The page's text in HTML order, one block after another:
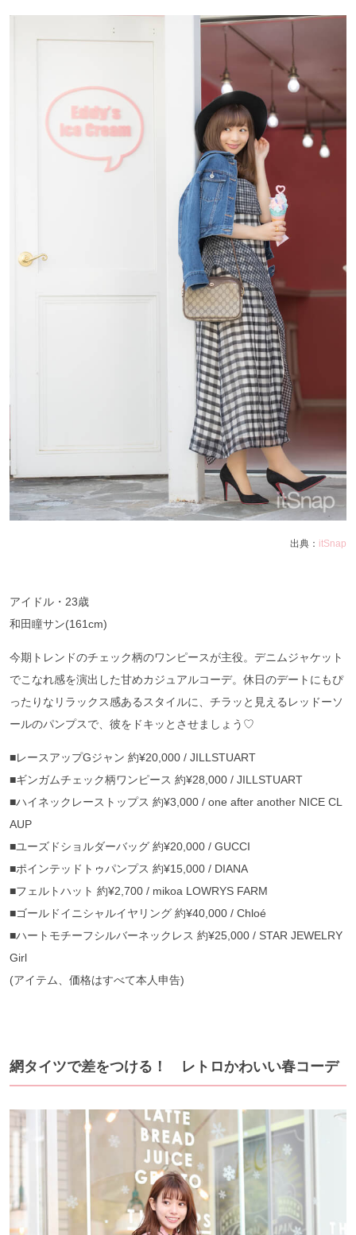
出典： itSnap
アイドル・23歳
和田瞳サン(161cm)
今期トレンドのチェック柄のワンピースが主役。デニムジャケット
でこなれ感を演出した甘めカジュアルコーデ。休日のデートにもぴ
ったりなリラックス感あるスタイルに、チラッと見えるレッドーソ
ールのパンプスで、彼をドキッとさせましょう♡
■レースアップGジャン 約¥20,000 / JILLSTUART
■ギンガムチェック柄ワンピース 約¥28,000 / JILLSTUART
■ハイネックレーストップス 約¥3,000 / one after another NICE CL
AUP
■ユーズドショルダーバッグ 約¥20,000 / GUCCI
■ポインテッドトゥパンプス 約¥15,000 / DIANA
■フェルトハット 約¥2,700 / mikoa LOWRYS FARM
■ゴールドイニシャルイヤリング 約¥40,000 / Chloé
■ハートモチーフシルバーネックレス 約¥25,000 / STAR JEWELRY
Girl
(アイテム、価格はすべて本人申告)
網タイツで差をつける！ レトロかわいい春コーデ